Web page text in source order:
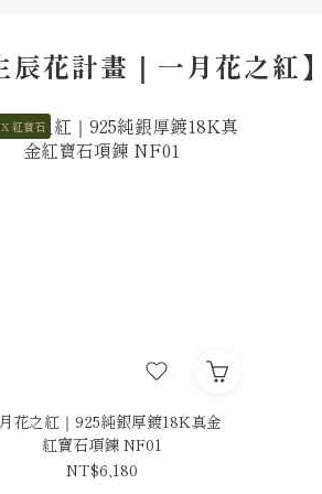
辰花計畫｜一月花之
紅寶石
花之紅｜925純銀厚鍍18K真金
紅寶石項鍊 NF01
NT$6,180